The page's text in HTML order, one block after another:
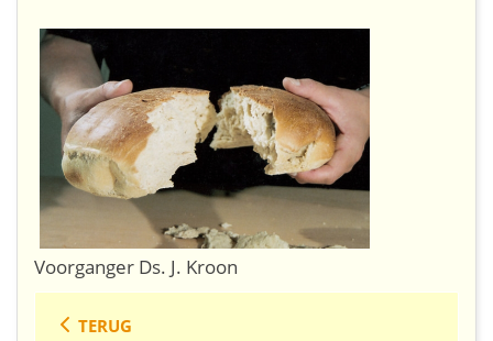
Voorganger Ds. J. Kroon
TERUG